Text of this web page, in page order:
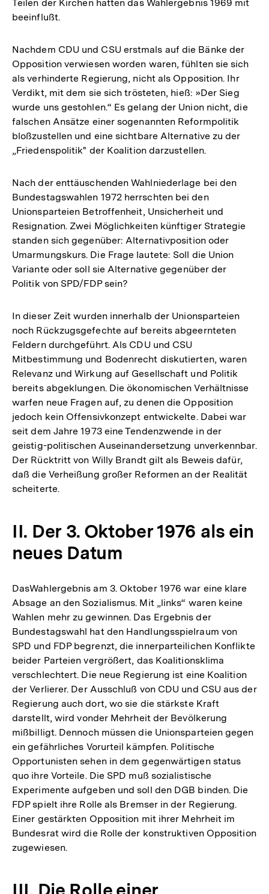
Teilen der Kirchen hatten das Wahlergebnis 1969 mit
beeinflußt.
Nachdem CDU und CSU erstmals auf die Bänke der
Opposition verwiesen worden waren, fühlten sie sich
als verhinderte Regierung, nicht als Opposition. Ihr
Verdikt, mit dem sie sich trösteten, hieß: »Der Sieg
wurde uns gestohlen.“ Es gelang der Union nicht, die
falschen Ansätze einer sogenannten Reformpolitik
bloßzustellen und eine sichtbare Alternative zu der
„Friedenspolitik" der Koalition darzustellen.
Nach der enttäuschenden Wahlniederlage bei den
Bundestagswahlen 1972 herrschten bei den
Unionsparteien Betroffenheit, Unsicherheit und
Resignation. Zwei Möglichkeiten künftiger Strategie
standen sich gegenüber: Alternativposition oder
Umarmungskurs. Die Frage lautete: Soll die Union
Variante oder soll sie Alternative gegenüber der
Politik von SPD/FDP sein?
In dieser Zeit wurden innerhalb der Unionsparteien
noch Rückzugsgefechte auf bereits abgeernteten
Feldern durchgeführt. Als CDU und CSU
Mitbestimmung und Bodenrecht diskutierten, waren
Relevanz und Wirkung auf Gesellschaft und Politik
bereits abgeklungen. Die ökonomischen Verhältnisse
warfen neue Fragen auf, zu denen die Opposition
jedoch kein Offensivkonzept entwickelte. Dabei war
seit dem Jahre 1973 eine Tendenzwende in der
geistig-politischen Auseinandersetzung unverkennbar.
Der Rücktritt von Willy Brandt gilt als Beweis dafür,
daß die Verheißung großer Reformen an der Realität
scheiterte.
II. Der 3. Oktober 1976 als ein
neues Datum
DasWahlergebnis am 3. Oktober 1976 war eine klare
Absage an den Sozialismus. Mit „links“ waren keine
Wahlen mehr zu gewinnen. Das Ergebnis der
Bundestagswahl hat den Handlungsspielraum von
SPD und FDP begrenzt, die innerparteilichen Konflikte
beider Parteien vergrößert, das Koalitionsklima
verschlechtert. Die neue Regierung ist eine Koalition
der Verlierer. Der Ausschluß von CDU und CSU aus der
Regierung auch dort, wo sie die stärkste Kraft
darstellt, wird vonder Mehrheit der Bevölkerung
mißbilligt. Dennoch müssen die Unionsparteien gegen
ein gefährliches Vorurteil kämpfen. Politische
Opportunisten sehen in dem gegenwärtigen status
quo ihre Vorteile. Die SPD muß sozialistische
Experimente aufgeben und soll den DGB binden. Die
FDP spielt ihre Rolle als Bremser in der Regierung.
Einer gestärkten Opposition mit ihrer Mehrheit im
Bundesrat wird die Rolle der konstruktiven Opposition
zugewiesen.
III. Die Rolle einer